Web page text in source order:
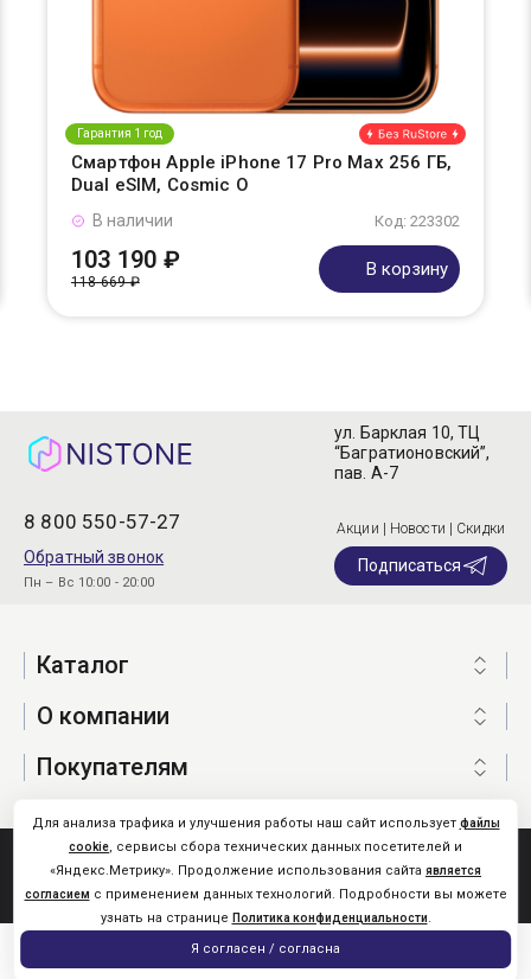
Гарантия 1 год
Смартфон Apple iPhone 17 Pro Max 256 ГБ,
Dual eSIM, Cosmic O
Код: 223302
В наличии
103 190 ₽
118 669 ₽
В корзину
8 800 550-57-27
Обратный звонок
Пн – Вс 10:00 - 20:00
ул. Барклая 10, ТЦ
“Багратионовский”,
пав. А-7
Акции | Новости | Скидки
Подписаться
Каталог
О компании
Покупателям
Nistone.Ru © 2026
Карта сайта
Для анализа трафика и улучшения работы наш сайт использует файлы
cookie, сервисы сбора технических данных посетителей и
«Яндекс.Метрику». Продолжение использования сайта является
согласием с применением данных технологий. Подробности вы можете
узнать на странице Политика конфиденциальности.
Я согласен / согласна